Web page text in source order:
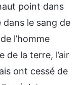
point dans
dans le sang de
l’homme
de la terre, l’air
ont cessé de